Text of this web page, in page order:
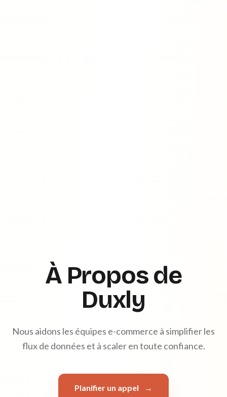
À Propos de
Duxly
Nous aidons les équipes e-commerce à simplifier les
flux de données et à scaler en toute confiance.
Planifier un appel →